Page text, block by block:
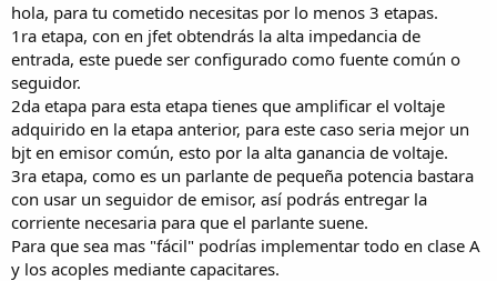
hola, para tu cometido necesitas por lo menos 3 etapas.
1ra etapa, con en jfet obtendrás la alta impedancia de
entrada, este puede ser configurado como fuente común o
seguidor.
2da etapa para esta etapa tienes que amplificar el voltaje
adquirido en la etapa anterior, para este caso seria mejor un
bjt en emisor común, esto por la alta ganancia de voltaje.
3ra etapa, como es un parlante de pequeña potencia bastara
con usar un seguidor de emisor, así podrás entregar la
corriente necesaria para que el parlante suene.
Para que sea mas "fácil" podrías implementar todo en clase A
y los acoples mediante capacitares.